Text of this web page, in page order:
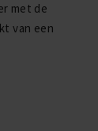
met de
van een